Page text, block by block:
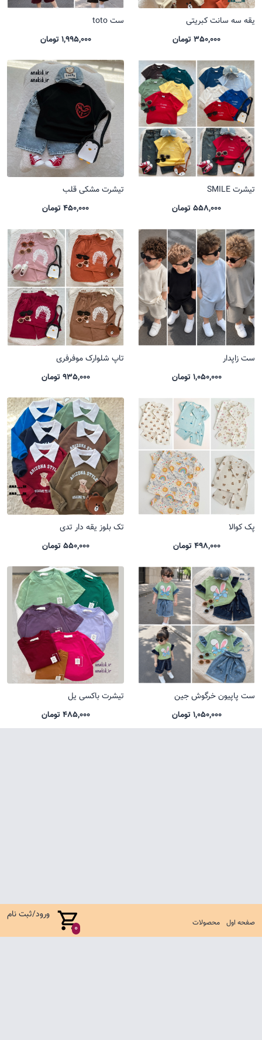
صفحه اول محصولات 0
ورود/ثبت نام
یقه سه سانت کبریتی
350,000 تومان
ست toto
1,995,000 تومان
تیشرت SMILE
558,000 تومان
تیشرت مشکی قلب
450,000 تومان
ست زاپدار
1,050,000 تومان
تاپ شلوارک موفرفری
935,000 تومان
پک کوالا
498,000 تومان
تک بلوز یقه دار تدی
550,000 تومان
ست پاپیون خرگوش جین
1,050,000 تومان
تیشرت باکسی یل
485,000 تومان